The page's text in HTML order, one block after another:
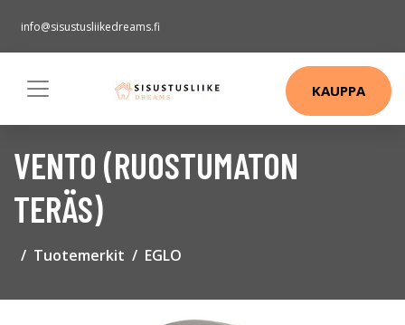
info@sisustusliikedreams.fi
KAUPPA
VENTO (RUOSTUMATON
TERÄS)
Tuotemerkit EGLO